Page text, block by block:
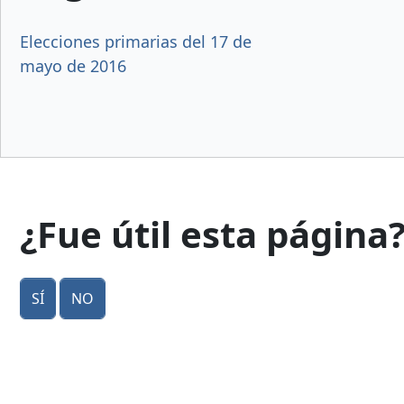
Elecciones primarias del 17 de
mayo de 2016
¿Fue útil esta
Sí No